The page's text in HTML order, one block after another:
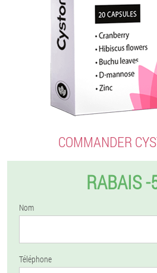
COMMANDER
RABAIS -
Nom
Téléphone